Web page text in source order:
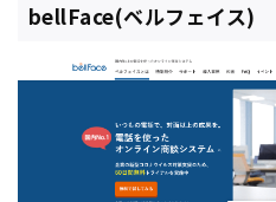
bellFace(ベルフェイス)